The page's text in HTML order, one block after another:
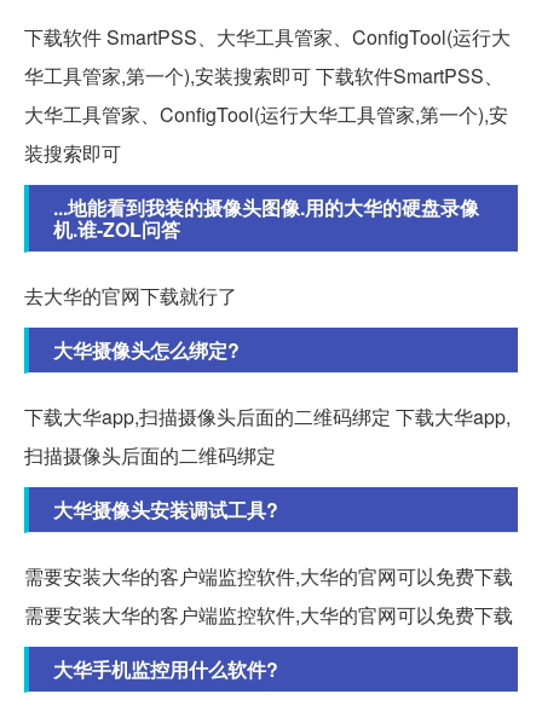
下载软件 SmartPSS、大华工具管家、ConfigTool(运行大
华工具管家,第一个),安装搜索即可 下载软件SmartPSS、
大华工具管家、ConfigTool(运行大华工具管家,第一个),安
装搜索即可
...地能看到我装的摄像头图像.用的大华的硬盘录像
机.谁-ZOL问答
去大华的官网下载就行了
大华摄像头怎么绑定?
下载大华app,扫描摄像头后面的二维码绑定 下载大华app,
扫描摄像头后面的二维码绑定
大华摄像头安装调试工具?
需要安装大华的客户端监控软件,大华的官网可以免费下载
需要安装大华的客户端监控软件,大华的官网可以免费下载
大华手机监控用什么软件?